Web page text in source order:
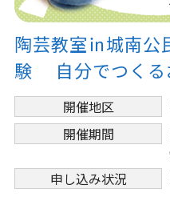
陶芸教室㏌城南
験 自分でつくる
開催地区
開催期間
申し込み状況